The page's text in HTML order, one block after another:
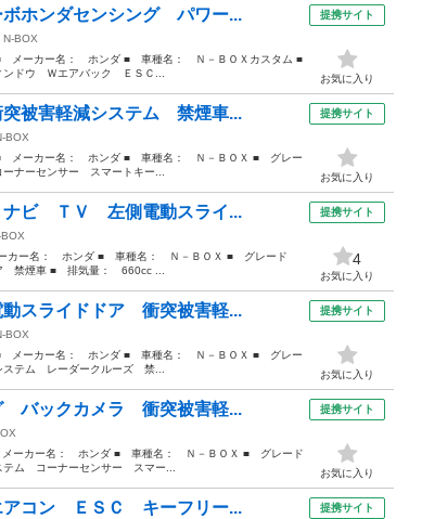
ボホンダセンシング パワー...
N-BOX
ーカー名： ホンダ ■ 車種名： Ｎ－ＢＯＸカスタム ■
ドウ Ｗエアバック ＥＳＣ...
提携サイト
お気に入り
被害軽減システム 禁煙車...
BOX
メーカー名： ホンダ ■ 車種名： Ｎ－ＢＯＸ ■ グレー
ナーセンサー スマートキー...
提携サイト
お気に入り
ナビ ＴＶ 左側電動スライ...
ー名： ホンダ ■ 車種名： Ｎ－ＢＯＸ ■ グレード
禁煙車 ■ 排気量： 660cc ...
提携サイト
4
お気に入り
スライドドア 衝突被害軽...
BOX
メーカー名： ホンダ ■ 車種名： Ｎ－ＢＯＸ ■ グレー
テム レーダークルーズ 禁...
提携サイト
お気に入り
バックカメラ 衝突被害軽...
ーカー名： ホンダ ■ 車種名： Ｎ－ＢＯＸ ■ グレード
ム コーナーセンサー スマー...
提携サイト
お気に入り
アコン ＥＳＣ キーフリー... 提携サイト